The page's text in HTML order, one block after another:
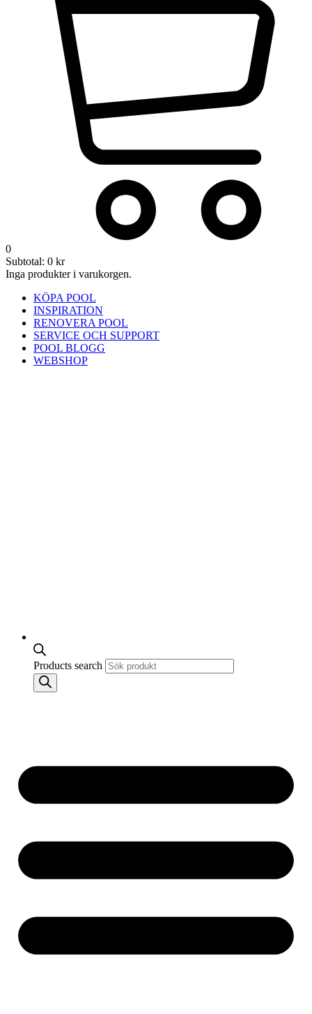
0
Subtotal: 0 kr
Inga produkter i varukorgen.
KÖPA POOL
INSPIRATION
RENOVERA POOL
SERVICE OCH SUPPORT
POOL BLOGG
WEBSHOP
Products search